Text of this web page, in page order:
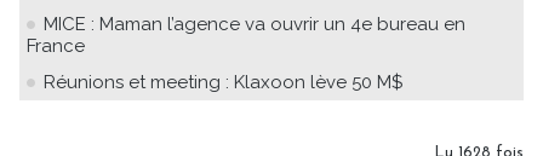
MICE : Maman l’agence va ouvrir un 4e bureau en
France
Réunions et meeting : Klaxoon lève 50 M$
Lu 1628 fois